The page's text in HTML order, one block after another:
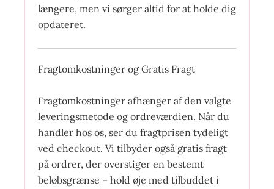
længere, men vi sørger altid for at holde dig
opdateret.
Fragtomkostninger og Gratis Fragt
Fragtomkostninger afhænger af den valgte
leveringsmetode og ordreværdien. Når du
handler hos os, ser du fragtprisen tydeligt
ved checkout. Vi tilbyder også gratis fragt
på ordrer, der overstiger en bestemt
beløbsgrænse – hold øje med tilbuddet i